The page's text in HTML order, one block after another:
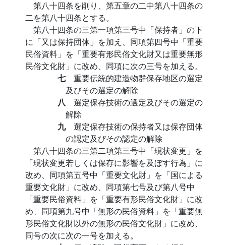
第八十四条を削り、第五章の二中第八十四条の
二を第八十四条とする。
第八十四条の三第一項第三号中「保持者」の下
に「又は保持団体」を加え、同項第四号中「重要
民俗資料」を「重要有形民俗文化財又は重要無形
民俗文化財」に改め、同項に次の三号を加える。
七 重要伝統的建造物群保存地区の選定
及びその選定の解除
八 選定保存技術の選定及びその選定の
解除
九 選定保存技術の保持者又は保存団体
の認定及びその認定の解除
第八十四条の三第二項第三号中「現状変更」を
「現状変更若しくは保存に影響を及ぼす行為」に
改め、同項第五号中「重要文化財」を「国による
重要文化財」に改め、同項第七号及び第八号中
「重要民俗資料」を「重要有形民俗文化財」に改
め、同項第九号中「無形の民俗資料」を「重要無
形民俗文化財以外の無形の民俗文化財」に改め、
同号の次に次の一号を加える。